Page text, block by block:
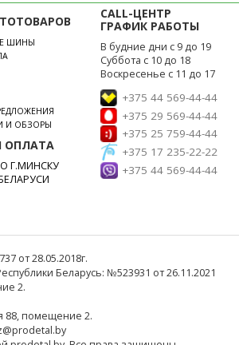
ШИНЫ
И ОБЗОРЫ
ОПЛАТА
Г.МИНСКУ
CALL-ЦЕНТР
ГРАФИК РАБОТЫ
В будние дни с 9 до 19
Суббота с 10 до 18
Воскресенье с 11 до 17
+375 44 569-44-44
+375 29 569-44-44
+375 25 759-44-44
+375 17 235-22-22
+375 44 569-44-44
от 28.05.2018г.
Беларусь: №523931 от 26.11.2021
2.
88, помещение 2.